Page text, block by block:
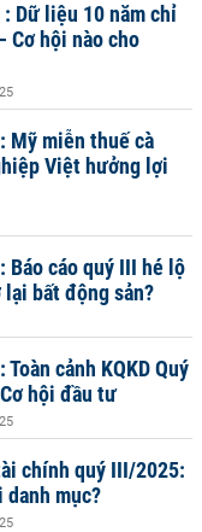
Dữ liệu 10 năm chỉ
Cơ hội nào cho
Mỹ miễn thuế cà
Việt hưởng lợi
Báo cáo quý III hé lộ
bất động sản?
cảnh KQKD Quý
hội đầu tư
chính quý III/2025:
mục?